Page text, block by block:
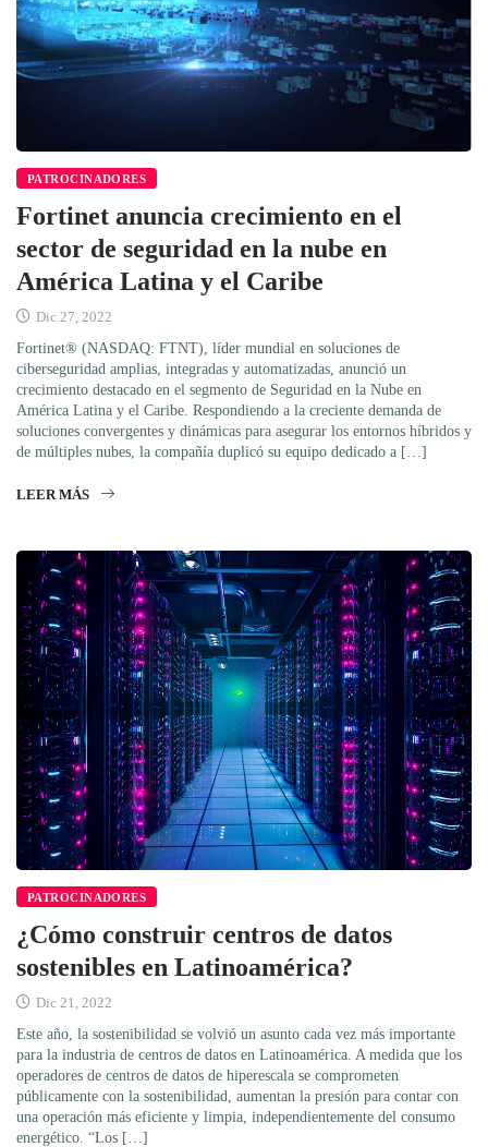
PATROCINADORES
Fortinet anuncia crecimiento en el
sector de seguridad en la nube en
América Latina y el Caribe
Dic 27, 2022
Fortinet® (NASDAQ: FTNT), líder mundial en soluciones de
ciberseguridad amplias, integradas y automatizadas, anunció un
crecimiento destacado en el segmento de Seguridad en la Nube en
América Latina y el Caribe. Respondiendo a la creciente demanda de
soluciones convergentes y dinámicas para asegurar los entornos híbridos y
de múltiples nubes, la compañía duplicó su equipo dedicado a […]
LEER MÁS
PATROCINADORES
¿Cómo construir centros de datos
sostenibles en Latinoamérica?
Dic 21, 2022
Este año, la sostenibilidad se volvió un asunto cada vez más importante
para la industria de centros de datos en Latinoamérica. A medida que los
operadores de centros de datos de hiperescala se comprometen
públicamente con la sostenibilidad, aumentan la presión para contar con
una operación más eficiente y limpia, independientemente del consumo
energético. “Los […]